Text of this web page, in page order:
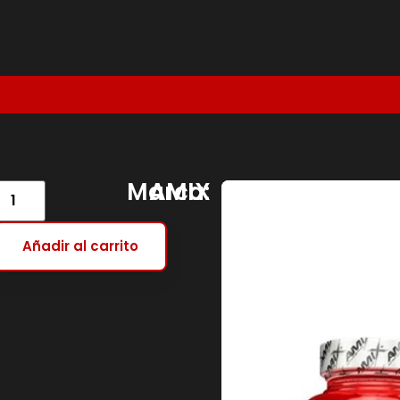
Añadir al carrito
Marca:
AMIX